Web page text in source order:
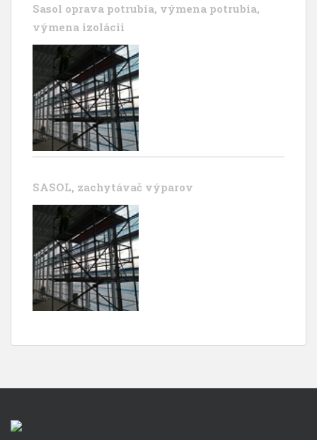
Sasol oprava potrubia, výmena potrubia,
výmena izolácii
SASOL, zachytávač výparov